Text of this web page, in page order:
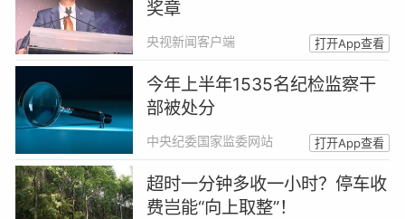
奖章
央视新闻客户端 打开App查看
今年上半年1535名纪检监察干
部被处分
中央纪委国家监委网站 打开App查看
超时一分钟多收一小时？停车收
费岂能“向上取整”！